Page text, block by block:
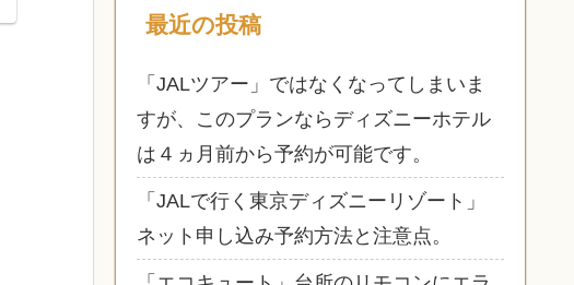
最近の投稿
「JALツアー」ではなくなってしまいま
すが、このプランならディズニーホテル
は４ヵ月前から予約が可能です。
「JALで行く東京ディズニーリゾート」
ネット申し込み予約方法と注意点。